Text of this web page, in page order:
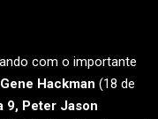
com o importante
Gene Hackman (18 de
9, Peter Jason